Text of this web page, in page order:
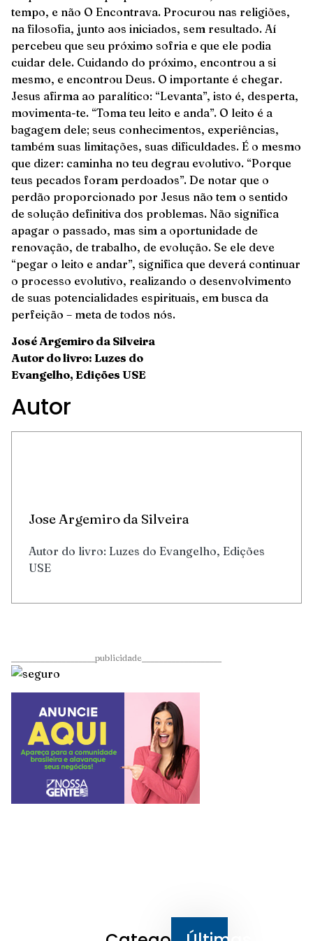
tempo, e não O Encontrava. Procurou nas religiões,
na filosofia, junto aos iniciados, sem resultado. Aí
percebeu que seu próximo sofria e que ele podia
cuidar dele. Cuidando do próximo, encontrou a si
mesmo, e encontrou Deus. O importante é chegar.
Jesus afirma ao paralítico: “Levanta”, isto é, desperta,
movimenta-te. “Toma teu leito e anda”. O leito é a
bagagem dele; seus conhecimentos, experiências,
também suas limitações, suas dificuldades. É o mesmo
que dizer: caminha no teu degrau evolutivo. “Porque
teus pecados foram perdoados”. De notar que o
perdão proporcionado por Jesus não tem o sentido
de solução definitiva dos problemas. Não significa
apagar o passado, mas sim a oportunidade de
renovação, de trabalho, de evolução. Se ele deve
“pegar o leito e andar”, significa que deverá continuar
o processo evolutivo, realizando o desenvolvimento
de suas potencialidades espirituais, em busca da
perfeição – meta de todos nós.
José Argemiro da Silveira
Autor do livro: Luzes do
Evangelho, Edições USE
Autor
Jose Argemiro da Silveira
Autor do livro: Luzes do Evangelho, Edições
USE
____________________publicidade___________________